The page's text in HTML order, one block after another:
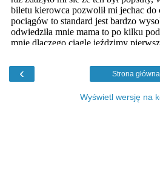
‹ Strona główna
Wyświetl wersję na